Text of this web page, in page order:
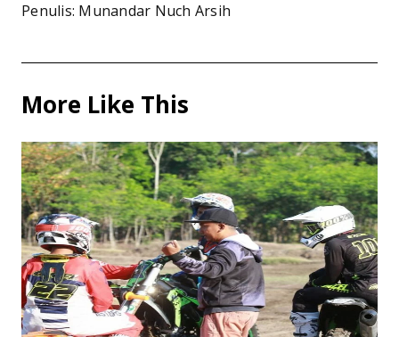
Penulis: Munandar Nuch Arsih
More Like This